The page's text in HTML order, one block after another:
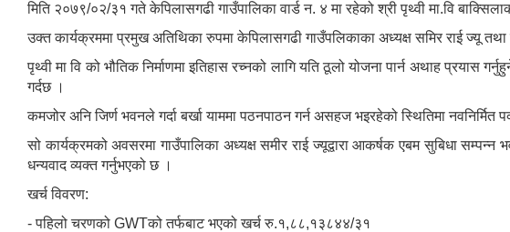
मिति २०७९/०२/३१ गते केपिलासगढी गाउँपालिका वार्ड न. ४ मा रहेको श्री पृथ्वी मा.वि
उक्त कार्यक्रममा प्रमुख अतिथिका रुपमा केपिलासगढी गाउँपलिकाका अध्यक्ष समिर राई ज्यू
पृथ्वी मा वि को भौतिक निर्माणमा इतिहास रच्नको लागि यति ठूलो योजना पार्न अथाह प्रयास
गर्दछ ।
कमजोर अनि जिर्ण भवनले गर्दा बर्खा याममा पठनपाठन गर्न असहज भइरहेको स्थितिमा
सो कार्यक्रमको अवसरमा गाउँपालिका अध्यक्ष समीर राई ज्यूद्वारा आकर्षक एबम सुबिधा
धन्यवाद व्यक्त गर्नुभएको छ ।
खर्च विवरण:
- पहिलो चरणको GWTको तर्फबाट भएको खर्च रु.१,८८,१३८४४/३१